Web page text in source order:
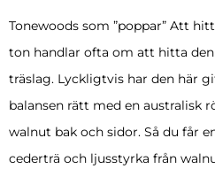
Tonewoods som ”poppar” Att
ton handlar ofta om att hitta
träslag. Lyckligtvis har den här
balansen rätt med en australisk
walnut bak och sidor. Så du får
cederträ och ljusstyrka från